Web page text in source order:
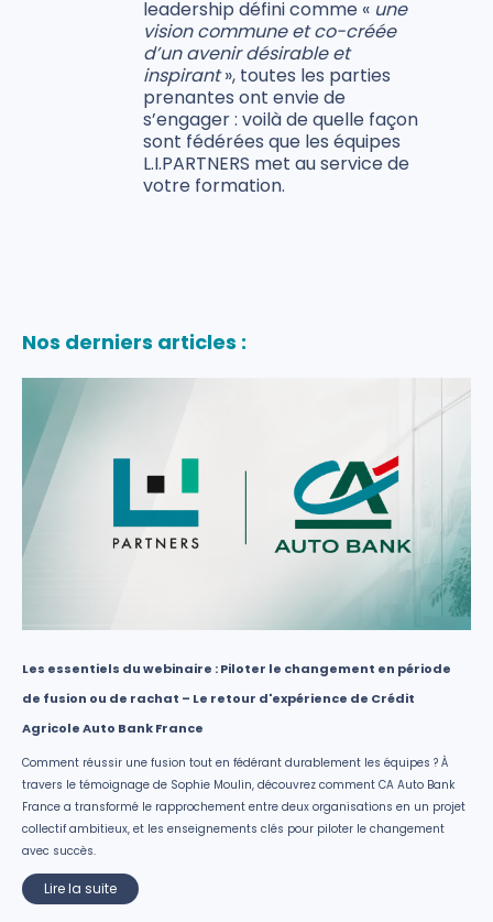
leadership défini comme « une
vision commune et co-créée
d’un avenir désirable et
inspirant», toutes les parties
prenantes ont envie de
s’engager : voilà de quelle façon
sont fédérées que les équipes
L.I.PARTNERS met au service de
votre formation.
Nos derniers articles :
Les essentiels du webinaire : Piloter le changement en période
de fusion ou de rachat – Le retour d'expérience de Crédit
Agricole Auto Bank France
Comment réussir une fusion tout en fédérant durablement les équipes ? À
travers le témoignage de Sophie Moulin, découvrez comment CA Auto Bank
France a transformé le rapprochement entre deux organisations en un projet
collectif ambitieux, et les enseignements clés pour piloter le changement
avec succès.
Lire la suite